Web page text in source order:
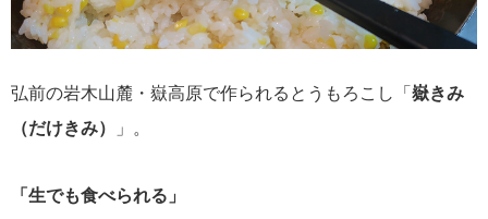
弘前の岩木山麓・嶽高原で作られるとうもろこし「 嶽きみ
（だけきみ）
」。
「生でも食べられる」